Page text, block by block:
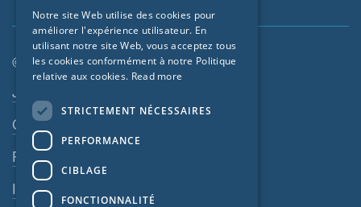
© SIGA 2026
Jobs
Contact
Règles de confidentialité
Impressum
FRENCH
CZECH
LATVIAN
Notre site Web utilise des cookies pour
améliorer l'expérience utilisateur. En
utilisant notre site Web, vous acceptez tous
les cookies conformément à notre Politique
relative aux cookies. Read more
STRICTEMENT NÉCESSAIRES
PERFORMANCE
CIBLAGE
FONCTIONNALITÉ